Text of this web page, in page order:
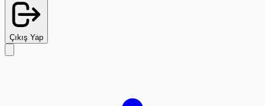
Çıkış Yap